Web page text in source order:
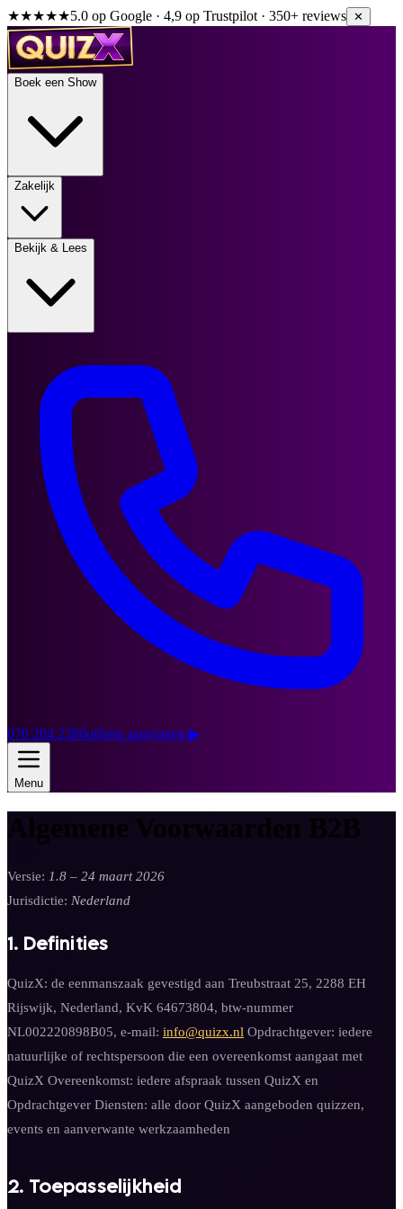
★★★★★5.0 op Google · 4,9 op Trustpilot · 350+ reviews ✕
Boek een Show
Zakelijk
Bekijk & Lees
070 204 2380offerte aanvragen ▶
Menu
Algemene Voorwaarden B2B
Versie: 1.8 – 24 maart 2026
Jurisdictie: Nederland
1. Definities
QuizX: de eenmanszaak gevestigd aan Treubstraat 25, 2288 EH
Rijswijk, Nederland, KvK 64673804, btw-nummer
NL002220898B05, e-mail: info@quizx.nl Opdrachtgever: iedere
natuurlijke of rechtspersoon die een overeenkomst aangaat met
QuizX Overeenkomst: iedere afspraak tussen QuizX en
Opdrachtgever Diensten: alle door QuizX aangeboden quizzen,
events en aanverwante werkzaamheden
2. Toepasselijkheid